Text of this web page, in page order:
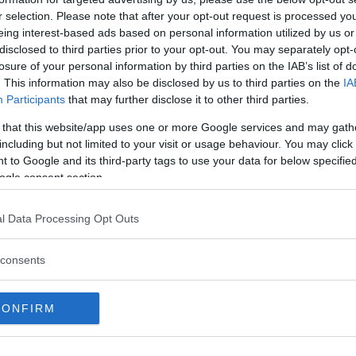
selection. Please note that after your opt-out request is processed
interest-based ads based on personal information utilized by us
to third parties prior to your opt-out. You may separately
of your personal information by third parties on the IAB’s list of
This information may also be disclosed by us to third parties on the
Participants that may further disclose it to other third parties.
that this website/app uses one or more Google services and may
but not limited to your visit or usage behaviour. You may
to Google and its third-party tags to use your data for below
consent section.
Data Processing Opt Outs
cruda, il tempo richiesto varia dalle 24 alle
recipiente adeguato, che deve essere
contenere sia il cibo da preparare che la
in ceramica, vetro e pirex, mentre sono da
plastica o in metallo, specialmente se la
tritare carote, prezzemolo e cipolle che si
bicchiere di olio extravergine di oliva,
aggiungere sale e pepe (in modesta
portare il tutto a ebollizione per cinque
in un recipiente, coprire e fare
si è adeguatamente raffreddata, la si versa